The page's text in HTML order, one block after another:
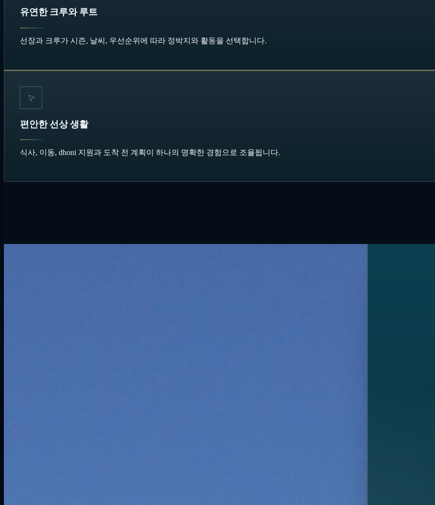
유연한 크루와 루트
선장과 크루가 시즌, 날씨, 우선순위에 따라 정박지와 활동을 선택합니다.
편안한 선상 생활
식사, 이동, dhoni 지원과 도착 전 계획이 하나의 명확한 경험으로 조율됩니다.